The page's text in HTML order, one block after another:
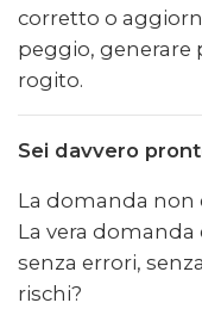
corretto o
peggio, generare
rogito.
Sei davvero
La domanda non
La vera domanda
senza errori,
rischi?